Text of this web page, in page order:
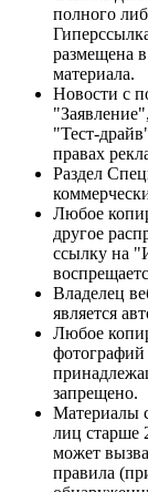
полного
размещена
материала.
Новости с
"Тест-
правах
Раздел
Любое
другое
ссылку на
Владелец
является
Любое
фотографий
запрещено.
Материалы
лиц старше
может
правила